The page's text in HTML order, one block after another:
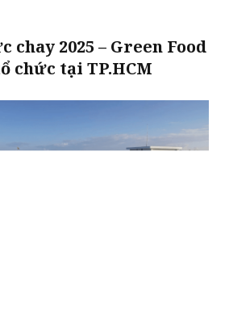
chay 2025 – Green Food
chức tại TP.HCM